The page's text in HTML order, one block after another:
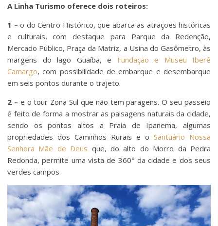
A Linha Turismo oferece dois roteiros:
1 – o do Centro Histórico, que abarca as atrações históricas
e culturais, com destaque para Parque da Redenção,
Mercado Público, Praça da Matriz, a Usina do Gasômetro, às
margens do lago Guaíba, e Fundação e Museu Iberê
Camargo, com possibilidade de embarque e desembarque
em seis pontos durante o trajeto.
2 – e o tour Zona Sul que não tem paragens. O seu passeio
é feito de forma a mostrar as paisagens naturais da cidade,
sendo os pontos altos a Praia de Ipanema, algumas
propriedades dos Caminhos Rurais e o Santuário Nossa
Senhora Mãe de Deus que, do alto do Morro da Pedra
Redonda, permite uma vista de 360° da cidade e dos seus
verdes campos.